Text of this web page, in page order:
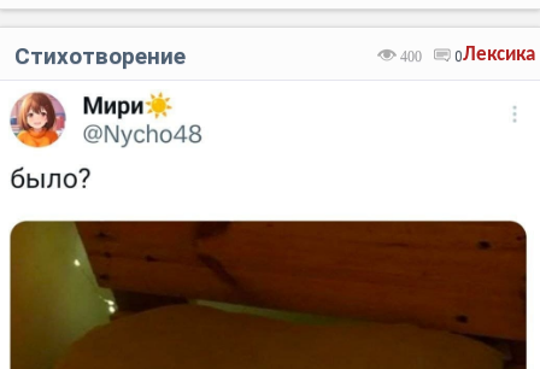
Лексика
400 0
Стихотворение